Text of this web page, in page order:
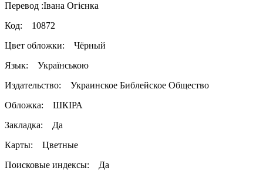
Перевод :Івана Огієнка
Код: 10872
Цвет обложки: Чёрный
Язык: Українською
Издательство:
Украинское Библейское Общество
Обложка: ШКІРА
Закладка: Да
Карты: Цветные
Поисковые индексы: Да